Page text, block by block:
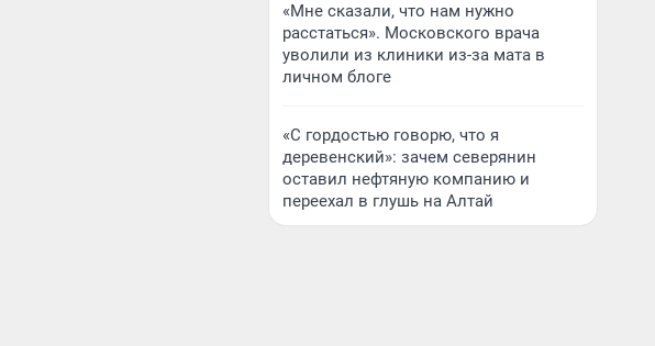
«Мне сказали, что нам нужно
расстаться». Московского врача
уволили из клиники из-за мата в
личном блоге
«С гордостью говорю, что я
деревенский»: зачем северянин
оставил нефтяную компанию и
переехал в глушь на Алтай